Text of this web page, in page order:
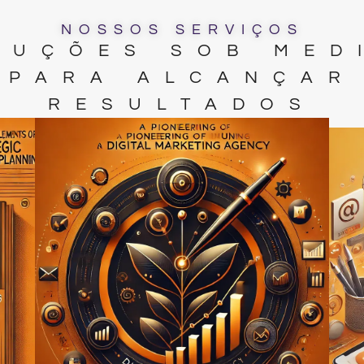
NOSSOS SERVIÇOS
SOB
PARA ALCANÇAR
RESULTADOS